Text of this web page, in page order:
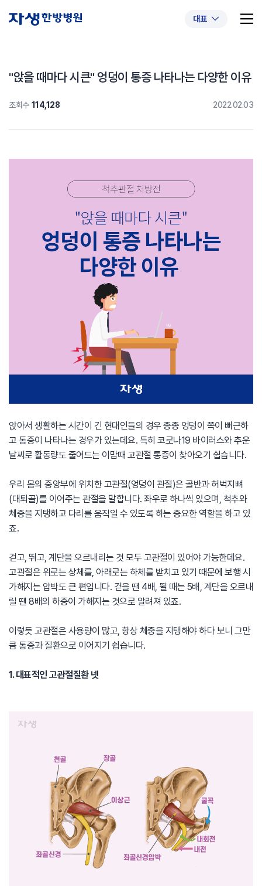
대표
추천 검색어
#교통사고후유증 #허리디스크 #목디스크
"앉을 때마다 시큰" 엉덩이 통증 나타나는 다양한 이유
조회수 114,128 2022.02.03
앉아서 생활하는 시간이 긴 현대인들의 경우 종종 엉덩이 쪽이 뻐근하
고 통증이 나타나는 경우가 있는데요. 특히 코로나19 바이러스와 추운
날씨로 활동량도 줄어드는 이맘때 고관절 통증이 찾아오기 쉽습니다.
우리 몸의 중앙부에 위치한 고관절(엉덩이 관절)은 골반과 허벅지뼈
(대퇴골)를 이어주는 관절을 말합니다. 좌우로 하나씩 있으며, 척추와
체중을 지탱하고 다리를 움직일 수 있도록 하는 중요한 역할을 하고 있
죠.
걷고, 뛰고, 계단을 오르내리는 것 모두 고관절이 있어야 가능한데요.
고관절은 위로는 상체를, 아래로는 하체를 받치고 있기 때문에 보행 시
가해지는 압박도 큰 편입니다. 걷을 땐 4배, 뛸 때는 5배, 계단을 오르내
릴 땐 8배의 하중이 가해지는 것으로 알려져 있죠.
이렇듯 고관절은 사용량이 많고, 항상 체중을 지탱해야 하다 보니 그만
큼 통증과 질환으로 이어지기 쉽습니다.
1. 대표적인 고관절질환 넷